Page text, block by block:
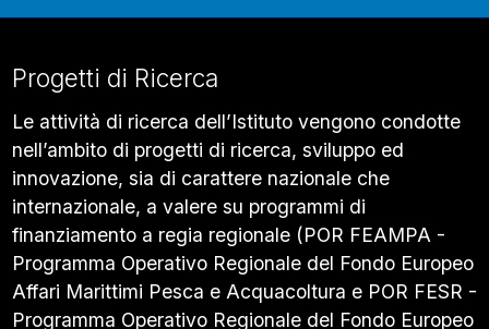
Progetti di Ricerca
Le attività di ricerca dell’Istituto vengono condotte
nell’ambito di progetti di ricerca, sviluppo ed
innovazione, sia di carattere nazionale che
internazionale, a valere su programmi di
finanziamento a regia regionale (POR FEAMPA -
Programma Operativo Regionale del Fondo Europeo
Affari Marittimi Pesca e Acquacoltura e POR FESR -
Programma Operativo Regionale del Fondo Europeo